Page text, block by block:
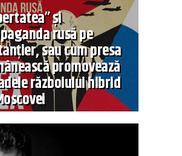
și
rusă pe
sau cum presa
promovează
războiului hibrid